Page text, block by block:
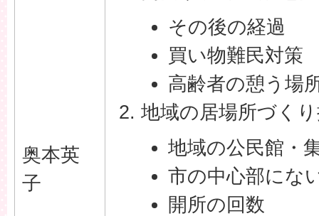
奥本英
子
その後の経過
買い物難民対策
高齢者の憩う場
地域の居場所づく
地域の公民館・
市の中心部にな
開所の回数